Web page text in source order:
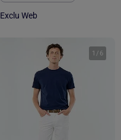
Exclu Web
1 / 6